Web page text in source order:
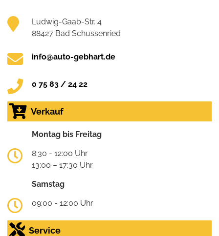
Ludwig-Gaab-Str. 4
88427 Bad Schussenried
info@auto-gebhart.de
0 75 83 / 24 22
Verkauf
Montag bis Freitag
8:30 - 12:00 Uhr
13:00 – 17:30 Uhr
Samstag
09:00 - 12:00 Uhr
Service